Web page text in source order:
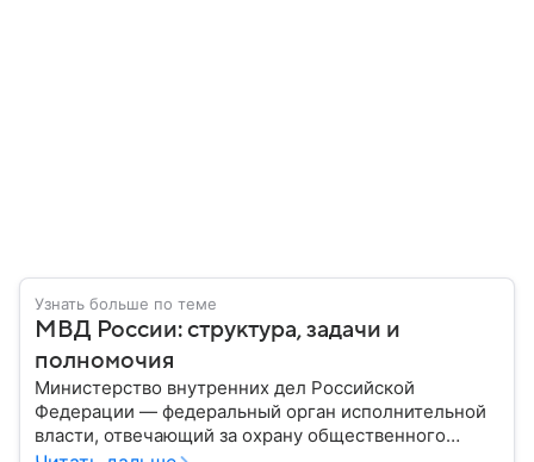
Узнать больше по теме
МВД России: структура, задачи и
полномочия
Министерство внутренних дел Российской
Федерации — федеральный орган исполнительной
власти, отвечающий за охрану общественного